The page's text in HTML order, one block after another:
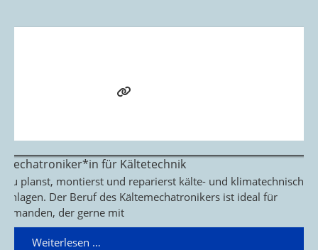
Mechatroniker*in für Kältetechnik
Du planst, montierst und reparierst kälte- und klimatechnische
Anlagen. Der Beruf des Kältemechatronikers ist ideal für
jemanden, der gerne mit
Weiterlesen …